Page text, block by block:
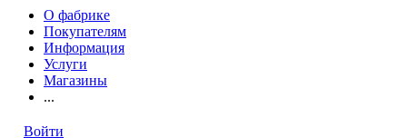
О фабрике
Покупателям
Информация
Услуги
Магазины
...
Войти